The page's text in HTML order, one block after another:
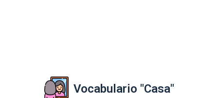
Vocabulario "Casa"